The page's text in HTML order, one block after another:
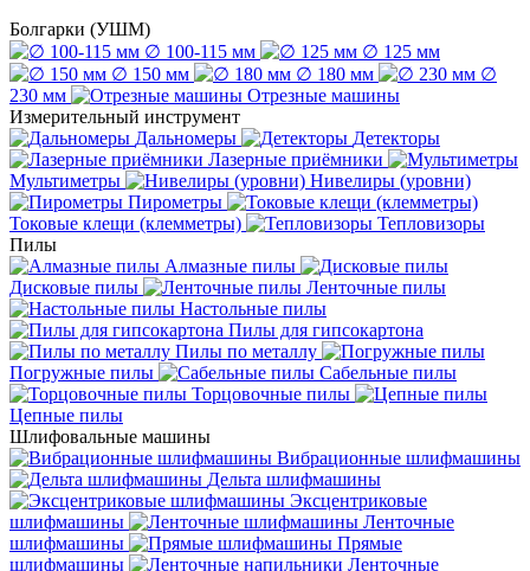
Болгарки (УШМ)
∅ 100-115 мм
∅ 125 мм
∅ 150 мм
∅ 180 мм
∅
230 мм
Отрезные машины
Измерительный инструмент
Дальномеры
Детекторы
Лазерные приёмники
Мультиметры
Нивелиры (уровни)
Пирометры
Токовые клещи (клемметры)
Тепловизоры
Пилы
Алмазные пилы
Дисковые пилы
Ленточные пилы
Настольные пилы
Пилы для гипсокартона
Пилы по металлу
Погружные пилы
Сабельные пилы
Торцовочные пилы
Цепные пилы
Шлифовальные машины
Вибрационные шлифмашины
Дельта шлифмашины
Эксцентриковые
шлифмашины
Ленточные
шлифмашины
Прямые
шлифмашины
Ленточные